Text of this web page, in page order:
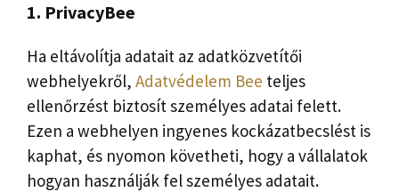
1. PrivacyBee
Ha eltávolítja adatait az adatközvetítői
webhelyekről, Adatvédelem Bee teljes
ellenőrzést biztosít személyes adatai felett.
Ezen a webhelyen ingyenes kockázatbecslést is
kaphat, és nyomon követheti, hogy a vállalatok
hogyan használják fel személyes adatait.